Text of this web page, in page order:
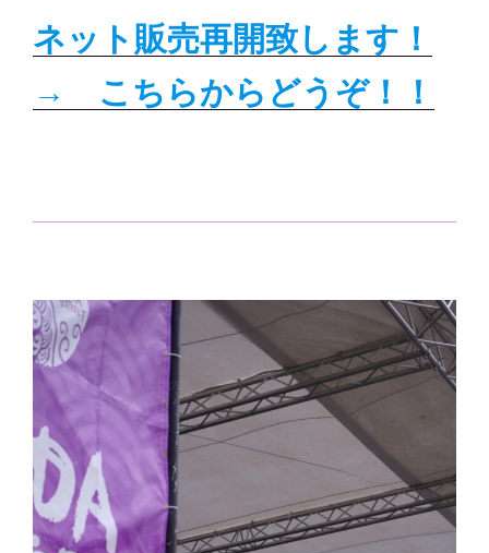
ネット販売再開致します！
→ こちらからどうぞ！！